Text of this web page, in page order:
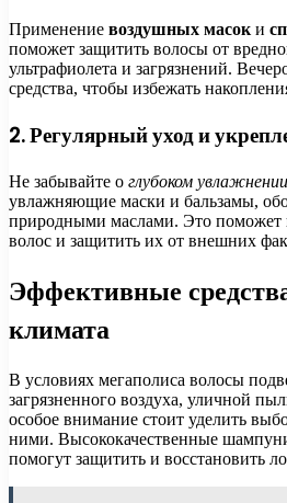
Применение воздушных масок и
поможет защитить волосы от
ультрафиолета и загрязнений.
средства, чтобы избежать
2. Регулярный уход и
Не забывайте о глубоком увлажнении
увлажняющие маски и бальзамы,
природными маслами. Это поможет
волос и защитить их от внешних
Эффективные
климата
В условиях мегаполиса волосы
загрязненного воздуха, уличной
особое внимание стоит уделить
ними. Высококачественные
помогут защитить и восстановить